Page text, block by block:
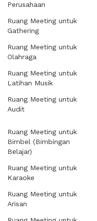
Perusahaan
Ruang Meeting untuk
Gathering
Ruang Meeting untuk
Olahraga
Ruang Meeting untuk
Latihan Musik
Ruang Meeting untuk
Audit
Ruang Meeting untuk
Bimbel (Bimbingan
Belajar)
Ruang Meeting untuk
Karaoke
Ruang Meeting untuk
Arisan